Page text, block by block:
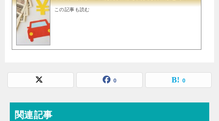
この記事も読む
0 0
関連記事